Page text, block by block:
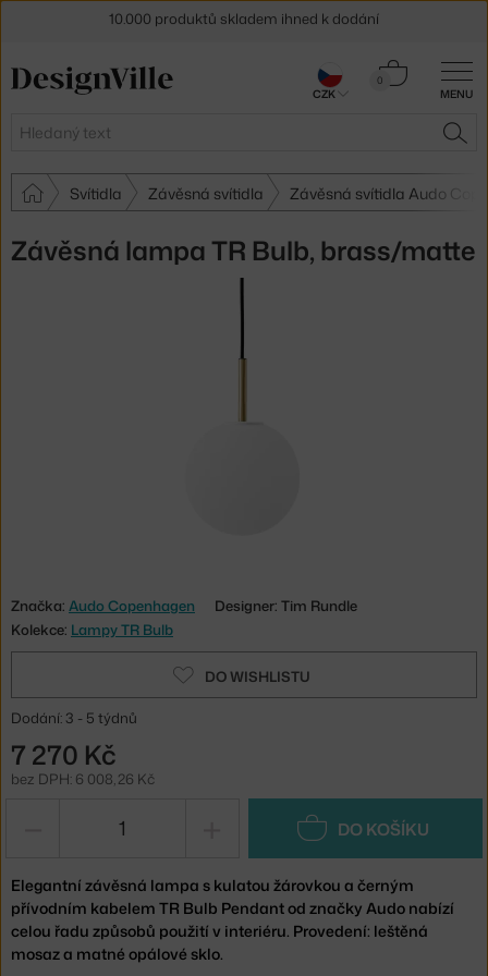
MENU
Hledat
0
Košík
Svítidla Závěsná svítidla Závěsná svítidla Audo
Závěsná lampa TR Bulb, brass/matte
Značka: Audo Copenhagen
Designer: Tim Rundle
Kolekce: Lampy TR Bulb
DO WISHLISTU
Dodání: 3 - 5 týdnů
7 270 Kč
bez DPH: 6 008,26 Kč
DO KOŠÍKU
Elegantní závěsná lampa s kulatou žárovkou a černým
přívodním kabelem TR Bulb Pendant od značky Audo nabízí
celou řadu způsobů použití v interiéru. Provedení: leštěná
mosaz a matné opálové sklo.
30 dní na vrácení zbožíCZK